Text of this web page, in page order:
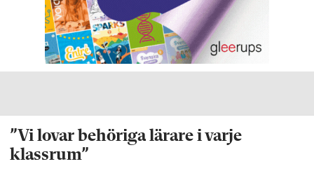
”Vi lovar behöriga lärare i varje
klassrum”